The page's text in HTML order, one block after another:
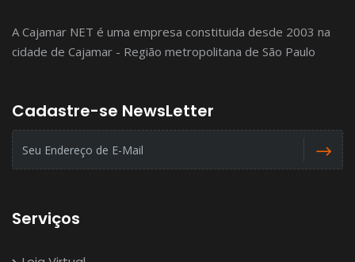
A Cajamar NET é uma empresa constituida desde 2003 na
cidade de Cajamar - Região metropolitana de São Paulo
Cadastre-se NewsLetter
Serviços